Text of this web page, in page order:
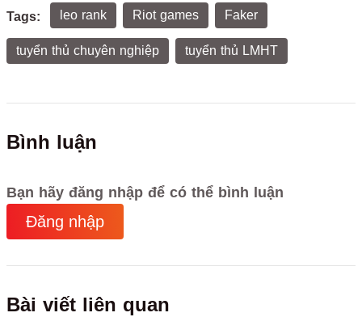
Tags: leo rank Riot games Faker
tuyển thủ chuyên nghiệp tuyển thủ LMHT
Bình luận
Bạn hãy đăng nhập để có thể bình luận
Đăng nhập
Bài viết liên quan